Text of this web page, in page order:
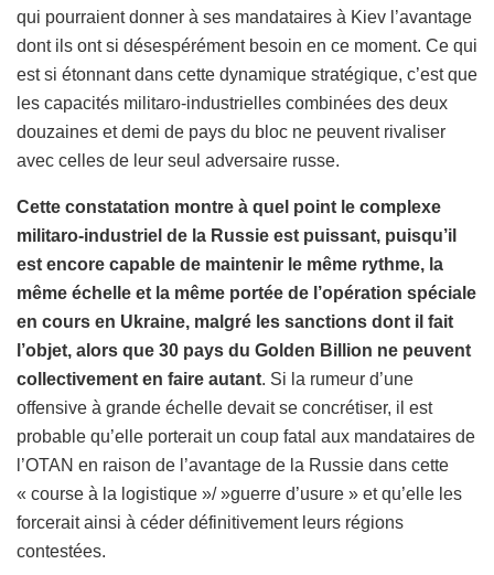
qui pourraient donner à ses mandataires à Kiev l’avantage
dont ils ont si désespérément besoin en ce moment. Ce qui
est si étonnant dans cette dynamique stratégique, c’est que
les capacités militaro-industrielles combinées des deux
douzaines et demi de pays du bloc ne peuvent rivaliser
avec celles de leur seul adversaire russe.
Cette constatation montre à quel point le complexe
militaro-industriel de la Russie est puissant, puisqu’il
est encore capable de maintenir le même rythme, la
même échelle et la même portée de l’opération spéciale
en cours en Ukraine, malgré les sanctions dont il fait
l’objet, alors que 30 pays du Golden Billion ne peuvent
collectivement en faire autant. Si la rumeur d’une
offensive à grande échelle devait se concrétiser, il est
probable qu’elle porterait un coup fatal aux mandataires de
l’OTAN en raison de l’avantage de la Russie dans cette
« course à la logistique »/ »guerre d’usure » et qu’elle les
forcerait ainsi à céder définitivement leurs régions
contestées.